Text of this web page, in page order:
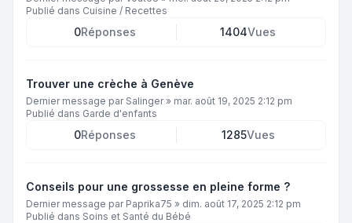
Publié dans Cuisine / Recettes
0Réponses 1404Vues
Trouver une crèche à Genève
Dernier message par Salinger» mar. août 19, 2025 2:12 pm
Publié dans Garde d'enfants
0Réponses 1285Vues
Conseils pour une grossesse en pleine forme ?
Dernier message par Paprika75 » dim. août 17, 2025 2:12 pm
Publié dans Soins et Santé du Bébé